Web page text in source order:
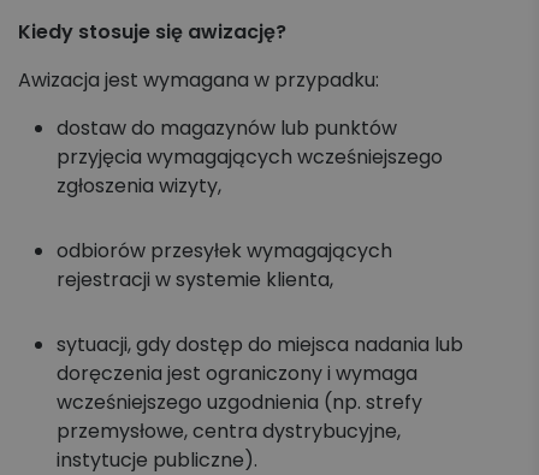
Przesyłki krajowe
Palety krajowe i międzynarodowe
Regulaminy i Cenniki
Kiedy stosuje się awizację?
Awizacja jest wymagana w przypadku:
dostaw do magazynów lub punktów
przyjęcia wymagających wcześniejszego
zgłoszenia wizyty,
odbiorów przesyłek wymagających
rejestracji w systemie klienta,
sytuacji, gdy dostęp do miejsca nadania lub
doręczenia jest ograniczony i wymaga
wcześniejszego uzgodnienia (np. strefy
przemysłowe, centra dystrybucyjne,
instytucje publiczne).